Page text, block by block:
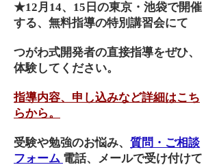
★12月14、15日の東京・池袋で開催
する、無料指導の特別講習会にて
つがわ式開発者の直接指導をぜひ、
体験してください。
指導内容、申し込みなど詳細はこち
らから。
受験や勉強のお悩み、 質問・ご相談
フォーム 電話、メールで受け付けて